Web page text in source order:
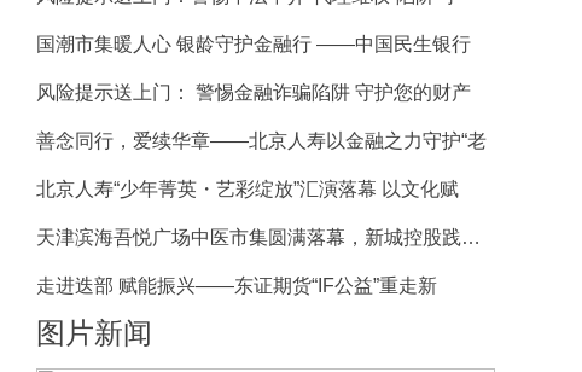
国潮市集暖人心 银龄守护金融行 ——中国民生银行
风险提示送上门： 警惕金融诈骗陷阱 守护您的财产
善念同行，爱续华章——北京人寿以金融之力守护“老
北京人寿“少年菁英・艺彩绽放”汇演落幕 以文化赋
天津滨海吾悦广场中医市集圆满落幕，新城控股践行公
走进迭部 赋能振兴——东证期货“IF公益”重走新
图片新闻